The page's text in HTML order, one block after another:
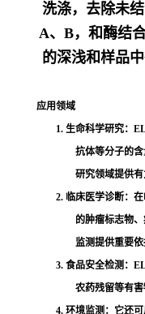
洗涤，去除未
A、B，和酶结
的深浅和样品
应用领域
1. 生命科学研究：
抗体等分子的
研究领域提供有
2. 临床医学诊断：
的肿瘤标志物
监测提供重要依
3. 食品安全检测：
农药残留等有害
4. 环境监测：它还